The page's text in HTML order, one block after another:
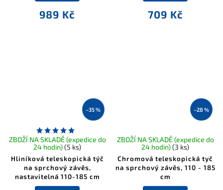
989 Kč 709 Kč
–35 %
Hliníková teleskopická týč
na sprchový závěs,
nastavitelná 110-185 cm
ZBOŽÍ NA SKLADĚ (expedice do
24 hodin)(5 ks)
–28 %
Chromová teleskopická tyč
na sprchový závěs, 110 - 185
cm
ZBOŽÍ NA SKLADĚ (expedice do
24 hodin)(3 ks)